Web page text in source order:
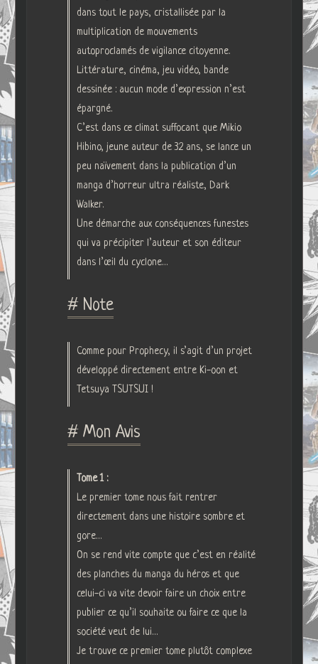
dans tout le pays, cristallisée par la
multiplication de mouvements
autoproclamés de vigilance citoyenne.
Littérature, cinéma, jeu vidéo, bande
dessinée : aucun mode d’expression n’est
épargné.
C’est dans ce climat suffocant que Mikio
Hibino, jeune auteur de 32 ans, se lance un
peu naïvement dans la publication d’un
manga d’horreur ultra réaliste, Dark
Walker.
Une démarche aux conséquences funestes
qui va précipiter l’auteur et son éditeur
dans l’œil du cyclone…
# Note
Comme pour Prophecy, il s’agit d’un projet
développé directement entre Ki-oon et
Tetsuya TSUTSUI !
# Mon Avis
Tome 1 :
Le premier tome nous fait rentrer
directement dans une histoire sombre et
gore…
On se rend vite compte que c’est en réalité
des planches du manga du héros et que
celui-ci va vite devoir faire un choix entre
publier ce qu’il souhaite ou faire ce que la
société veut de lui…
Je trouve ce premier tome plutôt complexe